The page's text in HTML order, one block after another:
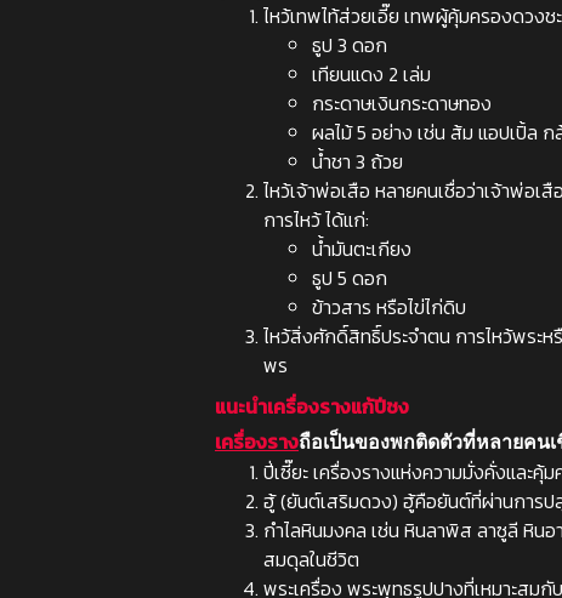
ไหว้เทพไท้ส่วยเอี๊ย เทพผู้คุ้มครองดวงช
ธูป 3 ดอก
เทียนแดง 2 เล่ม
กระดาษเงินกระดาษทอง
ผลไม้ 5 อย่าง เช่น ส้ม แอปเปิ้ล
น้ำชา 3 ถ้วย
ไหว้เจ้าพ่อเสือ หลายคนเชื่อว่าเจ้าพ่อเ
การไหว้ ได้แก่:
น้ำมันตะเกียง
ธูป 5 ดอก
ข้าวสาร หรือไข่ไก่ดิบ
ไหว้สิ่งศักดิ์สิทธิ์ประจำตน การไหว้พระ
พร
แนะนำเครื่องรางแก้ปีชง
เครื่องรางถือเป็นของพกติดตัวที่หลายคนเ
ปี่เซี๊ยะเครื่องรางแห่งความมั่งคั่งและคุ้
ฮู้ (ยันต์เสริมดวง) ฮู้คือยันต์ที่ผ่านการป
กำไลหินมงคล เช่น หินลาพิส ลาซูลี หิน
สมดุลในชีวิต
พระเครื่อง พระพุทธรูปปางที่เหมาะสม